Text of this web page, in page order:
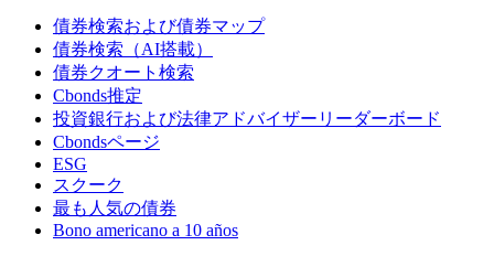
債券検索および債券マップ
債券検索（AI搭載）
債券クオート検索
Cbonds推定
投資銀行および法律アドバイザーリーダーボード
Cbondsページ
ESG
スクーク
最も人気の債券
Bono americano a 10 años